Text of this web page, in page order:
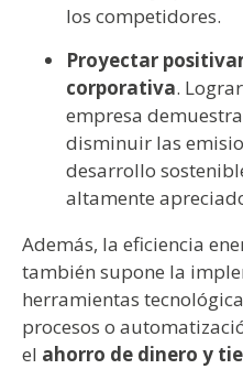
los competidores.
Proyectar
corporativa.
empresa
disminuir las
desarrollo
altamente
Además, la eficiencia
también supone la
herramientas
procesos o
el ahorro de dinero y